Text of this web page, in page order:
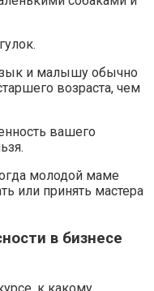
и малышу обычно
возраста, чем
вашего
молодой маме
или принять мастера
в бизнесе